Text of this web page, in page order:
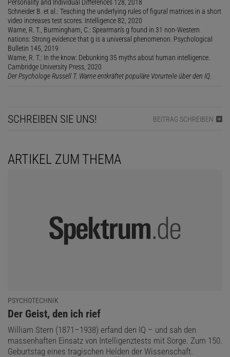
Personality and Individual Differences 128, 2018
Schneider B. et al.: Teaching the underlying rules of figural matrices in a short
video increases test scores. Intelligence 82, 2020
Warne, R. T., Burmingham, C.: Spearman’s g found in 31 non-Western
nations: Strong evidence that g is a universal phenomenon. Psychological
Bulletin 145, 2019
Warne, R. T.: In the know: Debunking 35 myths about human intelligence.
Cambridge University Press, 2020
Der Psychologe Russell T. Warne entkräftet populäre Vorurteile über den IQ.
SCHREIBEN SIE UNS! BEITRAG SCHREIBEN
ARTIKEL ZUM THEMA
PSYCHOTECHNIK
:
Der Geist, den ich rief
William Stern (1871–1938) erfand den IQ – und sah den
massenhaften Einsatz von Intelligenztests mit Sorge. Zum 150.
Geburtstag eines tragischen Helden der Wissenschaft.